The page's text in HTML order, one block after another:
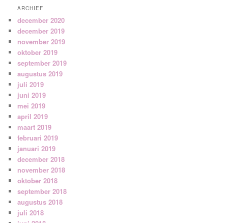
ARCHIEF
december 2020
december 2019
november 2019
oktober 2019
september 2019
augustus 2019
juli 2019
juni 2019
mei 2019
april 2019
maart 2019
februari 2019
januari 2019
december 2018
november 2018
oktober 2018
september 2018
augustus 2018
juli 2018